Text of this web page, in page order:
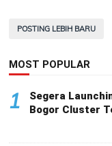
POSTING LEBIH BARU
MOST POPULAR
1
Segera
Bogor Cluster